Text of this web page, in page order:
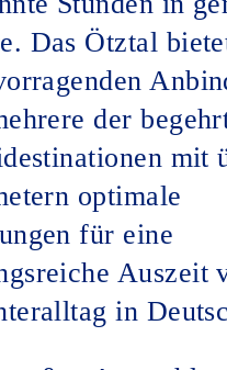
Das Ötztal
der
mit
optimale
für eine
Auszeit
in